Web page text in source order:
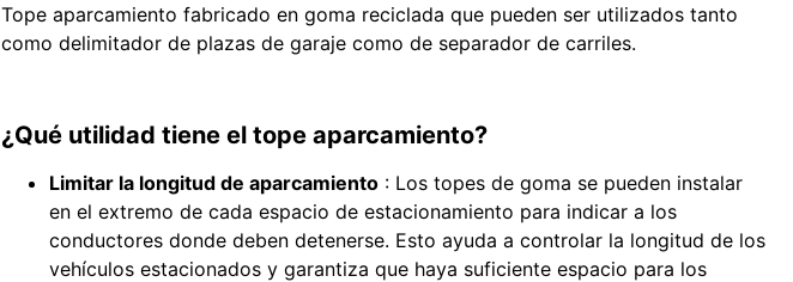
Tope aparcamiento fabricado en goma reciclada que pueden ser utilizados tanto
como delimitador de plazas de garaje como de separador de carriles.
¿Qué utilidad tiene el tope aparcamiento?
Limitar la longitud de aparcamiento: Los topes de goma se pueden instalar
en el extremo de cada espacio de estacionamiento para indicar a los
conductores donde deben detenerse. Esto ayuda a controlar la longitud de los
vehículos estacionados y garantiza que haya suficiente espacio para los